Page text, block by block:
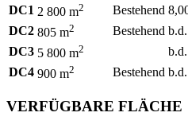
DC1 2 800 m2 Bestehend
DC2 805 m2 Bestehend b.d.
DC3 5 800 m2 b.d.
DC4 900 m2 Bestehend b.d.
VERFÜGBARE FLÄCHE